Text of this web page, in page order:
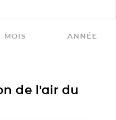
MOIS ANNÉE
de l'air du